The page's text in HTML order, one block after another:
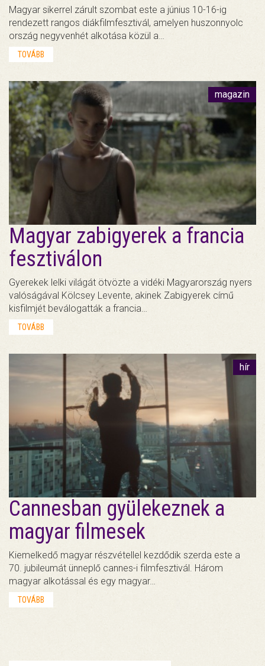
Magyar sikerrel zárult szombat este a június 10-16-ig
rendezett rangos diákfilmfesztivál, amelyen huszonnyolc
ország negyvenhét alkotása közül a…
TOVÁBB
magazin
Magyar zabigyerek a francia
fesztiválon
Gyerekek lelki világát ötvözte a vidéki Magyarország nyers
valóságával Kölcsey Levente, akinek Zabigyerek című
kisfilmjét beválogatták a francia…
TOVÁBB
hír
Cannesban gyülekeznek a
magyar filmesek
Kiemelkedő magyar részvétellel kezdődik szerda este a
70. jubileumát ünneplő cannes-i filmfesztivál. Három
magyar alkotással és egy magyar…
TOVÁBB